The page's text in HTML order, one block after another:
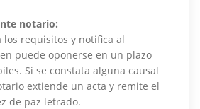
notario:
los requisitos y notifica al
puede oponerse en un plazo
Si se constata alguna causal
extiende un acta y remite el
de paz letrado.